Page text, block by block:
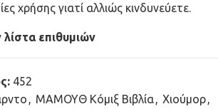
χρήσης γιατί αλλιώς κινδυνεύετε.
επιθυμιών
452
ΜΑΜΟΥΘ Κόμιξ Βιβλία Χιούμορ